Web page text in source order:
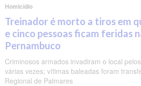
Homicídio
Treinador é morto a tiros em
e cinco pessoas ficam feridas
Pernambuco
Criminosos armados invadiram o local
várias vezes; vítimas baleadas foram
Regional de Palmares